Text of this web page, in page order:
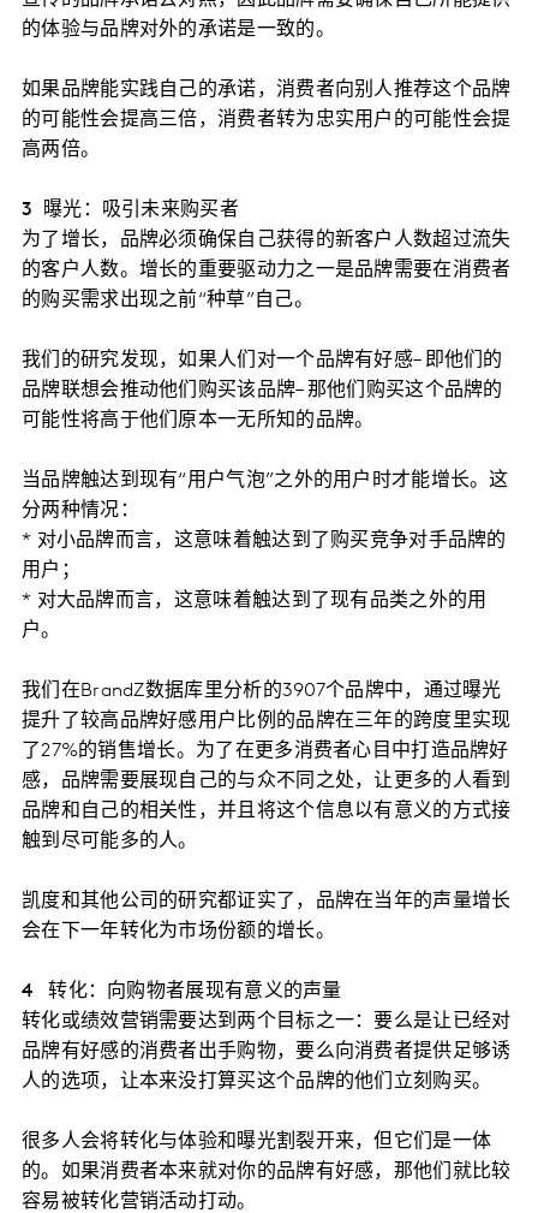
的体验与品牌对外的承诺是一致的。
如果品牌能实践自己的承诺，消费者向别人推荐这个品牌
的可能性会提高三倍，消费者转为忠实用户的可能性会提
高两倍。
3 曝光：吸引未来购买者
为了增长，品牌必须确保自己获得的新客户人数超过流失
的客户人数。增长的重要驱动力之一是品牌需要在消费者
的购买需求出现之前“种草”自己。
我们的研究发现，如果人们对一个品牌有好感– 即他们的
品牌联想会推动他们购买该品牌– 那他们购买这个品牌的
可能性将高于他们原本一无所知的品牌。
当品牌触达到现有“用户气泡”之外的用户时才能增长。这
分两种情况：
* 对小品牌而言，这意味着触达到了购买竞争对手品牌的
用户；
* 对大品牌而言，这意味着触达到了现有品类之外的用
户。
我们在BrandZ数据库里分析的3907个品牌中，通过曝光
提升了较高品牌好感用户比例的品牌在三年的跨度里实现
了27%的销售增长。为了在更多消费者心目中打造品牌好
感，品牌需要展现自己的与众不同之处，让更多的人看到
品牌和自己的相关性，并且将这个信息以有意义的方式接
触到尽可能多的人。
凯度和其他公司的研究都证实了，品牌在当年的声量增长
会在下一年转化为市场份额的增长。
4 转化：向购物者展现有意义的声量
转化或绩效营销需要达到两个目标之一：要么是让已经对
品牌有好感的消费者出手购物，要么向消费者提供足够诱
人的选项，让本来没打算买这个品牌的他们立刻购买。
很多人会将转化与体验和曝光割裂开来，但它们是一体
的。如果消费者本来就对你的品牌有好感，那他们就比较
容易被转化营销活动打动。